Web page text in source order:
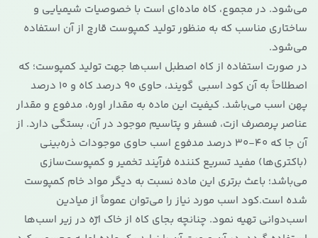
می‌شود. در مجموع، کاه ماده‌ای است با خصوصیات شیمیایی و
ساختاری مناسب که به منظور تولید کمپوست قارچ از آن استفاده
می‌شود.
در صورت استفاده از کاه اصطبل اسب‌ها جهت تولید کمپوست؛ که
اصطلاحاً به آن کود اسبی گویند، حاوی 90 درصد کاه و 10 درصد
پهن اسب می‌باشد. کیفیت این ماده به مقدار اوره، مدفوع و مقدار
عناصر پرمصرف ازت، فسفر و پتاسیم موجود در آن، بستگی دارد. از
آن جا که 40-30 درصد مدفوع اسب حاوی موجودات ذره‌بینی
(باکتری‌ها) مفید تسریع کننده فرآیند تخمیر و کمپوست‌سازی
می‌باشد؛ باعث برتری این ماده نسبت به دیگر مواد خام کمپوست
شده است.کود اسب مورد نیاز را می‌توان عموماً از میادین
اسب‌دوانی تهیه نمود. چنانچه بجای کاه از خاک ارّه در زیر اسب‌ها